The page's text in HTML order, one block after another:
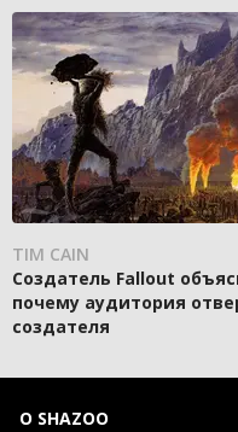
TIM CAIN
Создатель Fallout
почему аудитория
создателя
О SHAZOO